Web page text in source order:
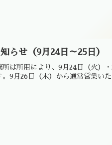
らせ（9月24日～25日）
所は所用により、9月24日（火）
9月26日（木）から通常営業いた